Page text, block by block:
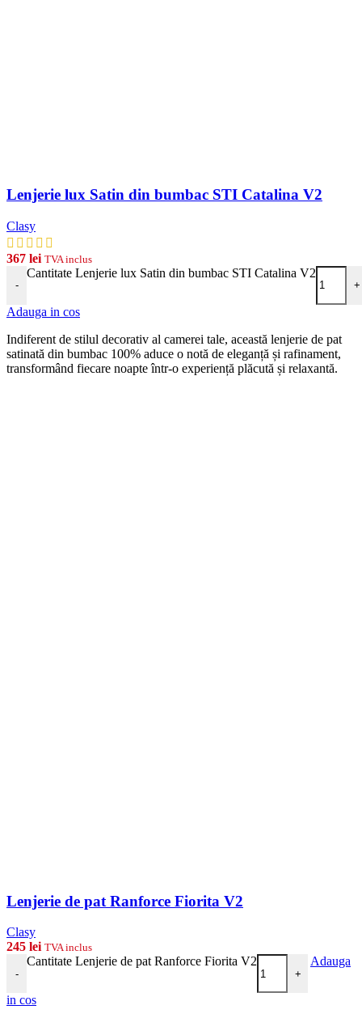
Lenjerie lux Satin din bumbac STI Catalina V2
Clasy
367 lei TVA inclus
-
Cantitate Lenjerie lux Satin din bumbac STI Catalina V2
+
Adauga in cos
Indiferent de stilul decorativ al camerei tale, această lenjerie de pat
satinată din bumbac 100% aduce o notă de eleganță și rafinament,
transformând fiecare noapte într-o experiență plăcută și relaxantă.
Lenjerie de pat Ranforce Fiorita V2
Clasy
245 lei TVA inclus
-
Cantitate Lenjerie de pat Ranforce Fiorita V2
+
Adauga
in cos